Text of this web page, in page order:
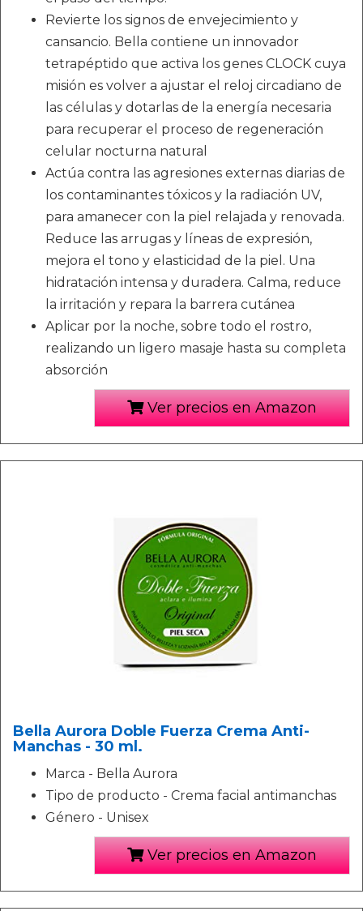
Revierte los signos de envejecimiento y
cansancio. Bella contiene un innovador
tetrapéptido que activa los genes CLOCK cuya
misión es volver a ajustar el reloj circadiano de
las células y dotarlas de la energía necesaria
para recuperar el proceso de regeneración
celular nocturna natural
Actúa contra las agresiones externas diarias de
los contaminantes tóxicos y la radiación UV,
para amanecer con la piel relajada y renovada.
Reduce las arrugas y líneas de expresión,
mejora el tono y elasticidad de la piel. Una
hidratación intensa y duradera. Calma, reduce
la irritación y repara la barrera cutánea
Aplicar por la noche, sobre todo el rostro,
realizando un ligero masaje hasta su completa
absorción
Ver precios en Amazon
Bella Aurora Doble Fuerza Crema Anti-
Manchas - 30 ml.
Marca - Bella Aurora
Tipo de producto - Crema facial antimanchas
Género - Unisex
Ver precios en Amazon